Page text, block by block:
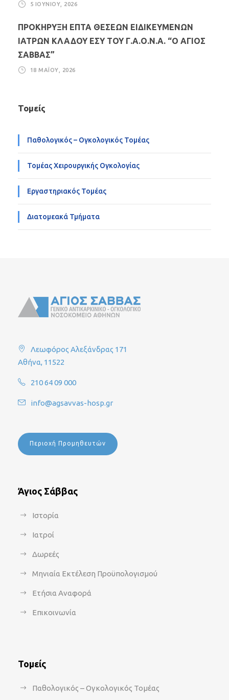
5 ΙΟΥΝΊΟΥ, 2026
ΠΡΟΚΗΡΥΞΗ ΕΠΤΑ ΘΕΣΕΩΝ ΕΙΔΙΚΕΥΜΕΝΩΝ
ΙΑΤΡΩΝ ΚΛΑΔΟΥ ΕΣΥ ΤΟΥ Γ.Α.Ο.Ν.Α. “Ο ΑΓΙΟΣ
ΣΑΒΒΑΣ”
18 ΜΑΪ́ΟΥ, 2026
Τομείς
Παθολογικός – Ογκολογικός Τομέας
Τομέας Χειρουργικής Ογκολογίας
Εργαστηριακός Τομέας
Διατομεακά Τμήματα
Λεωφόρος Αλεξάνδρας 171
Αθήνα, 11522
210 64 09 000
info@agsavvas-hosp.gr
Περιοχή Προμηθευτών
Άγιος Σάββας
Ιστορία
Ιατροί
Δωρεές
Μηνιαία Εκτέλεση Προϋπολογισμού
Ετήσια Αναφορά
Επικοινωνία
Τομείς
Παθολογικός – Ογκολογικός Τομέας